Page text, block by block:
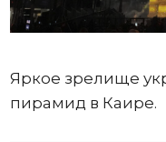
Яркое зрелище
пирамид в Каире.